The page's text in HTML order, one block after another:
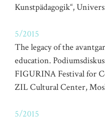
Kunstpädagogik“,
5/2015
The legacy of the
education.
FIGURINA Festival for
ZIL Cultural Center,
5/2015